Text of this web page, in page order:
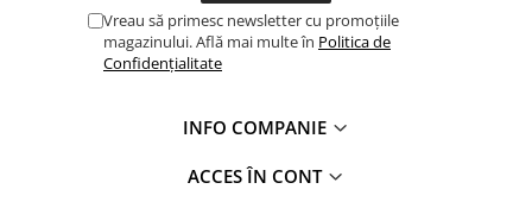
Brâuri Decorative
Scafe pentru Led
Panouri Decorative 3D
Vreau să primesc newsletter cu promoțiile
magazinului. Află mai multe în Politica de
Confidențialitate
INFO COMPANIE
ACCES ÎN CONT